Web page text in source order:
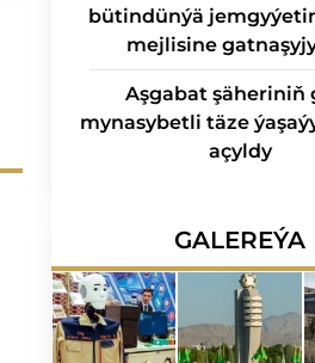
bütindünýä
mejlisine
Aşgabat şäheriniň
mynasybetli täze
açyldy
GALEREÝA